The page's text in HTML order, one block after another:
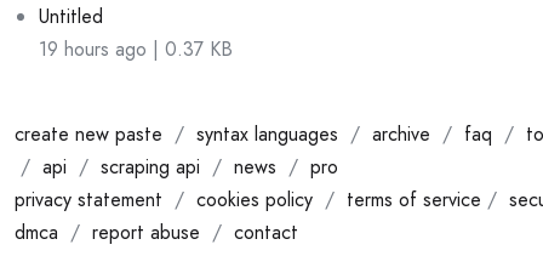
Untitled
19 hours ago | 0.37 KB
create new paste / syntax languages / archive / faq /
/ api / scraping api / news / pro
privacy statement / cookies policy / terms of service /
dmca / report abuse / contact